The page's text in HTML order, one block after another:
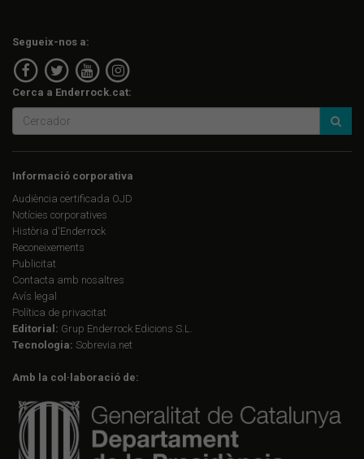
Segueix-nos a:
Cerca a Enderrock.cat:
Informació corporativa
Audiència certificada OJD
Notícies corporatives
Història d'Enderrock
Reconeixements
Publicitat
Contacta amb nosaltres
Avís legal
Política de privacitat
Editorial: Grup Enderrock Edicions S.L.
Tecnologia: Sobrevia.net
Amb la col·laboració de: